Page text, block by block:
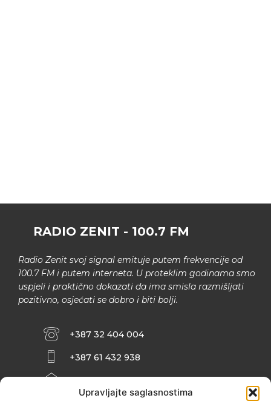
Upravljajte saglasnostima
RADIO ZENIT - 100.7 FM
Radio Zenit svoj signal emituje putem frekvencije od
100.7 FM i putem interneta. U proteklim godinama smo
uspjeli i praktično dokazati da ima smisla razmišljati
pozitivno, osjećati se dobro i biti bolji.
+387 32 404 004
+387 61 432 938